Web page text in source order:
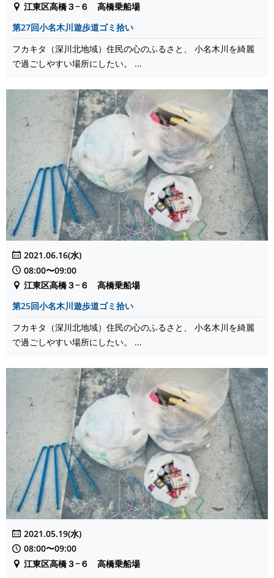
江東区高橋３−６ 高橋乗船場
第27回小名木川遊歩道ゴミ拾い
フカキタ（深川北地域）住民の心のふるさと、 小名木川を綺麗
で過ごしやすい場所にしたい。 ...
2021.06.16(水)
08:00〜09:00
江東区高橋３−６ 高橋乗船場
第25回小名木川遊歩道ゴミ拾い
フカキタ（深川北地域）住民の心のふるさと、 小名木川を綺麗
で過ごしやすい場所にしたい。 ...
2021.05.19(水)
08:00〜09:00
江東区高橋３−６ 高橋乗船場